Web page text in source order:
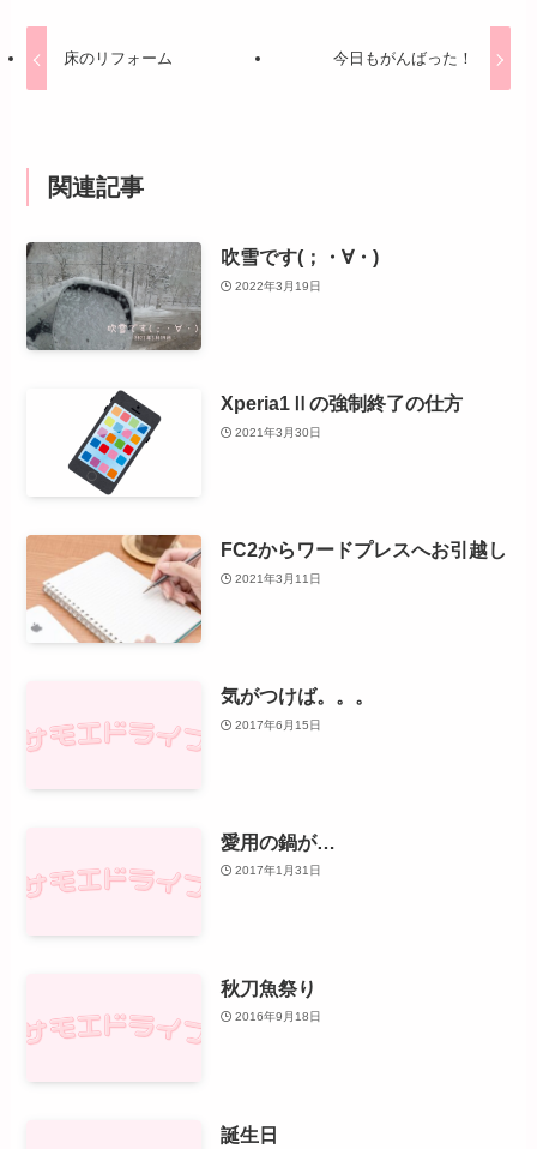
床のリフォーム 今日もがんばった！
関連記事
吹雪です(；・∀・)
2022年3月19日
Xperia1Ⅱの強制終了の仕方
2021年3月30日
FC2からワードプレスへお引越し
2021年3月11日
気がつけば。。。
2017年6月15日
愛用の鍋が…
2017年1月31日
秋刀魚祭り
2016年9月18日
誕生日